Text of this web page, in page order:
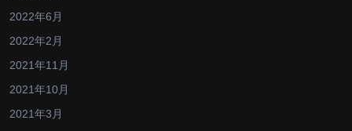
2022年6月
2022年2月
2021年11月
2021年10月
2021年3月